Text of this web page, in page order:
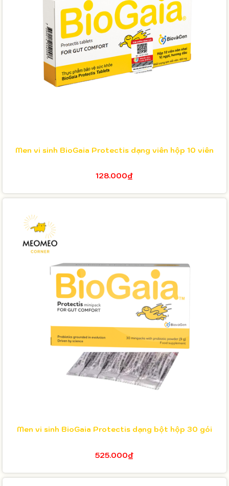
Men vi sinh BioGaia Protectis dạng viên hộp 10 viên
128.000₫
Men vi sinh BioGaia Protectis dạng bột hộp 30 gói
525.000₫